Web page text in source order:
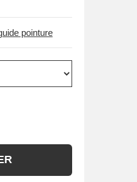
pointure